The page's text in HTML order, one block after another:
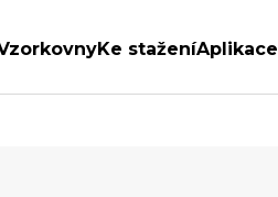
Ke staženíAplikace